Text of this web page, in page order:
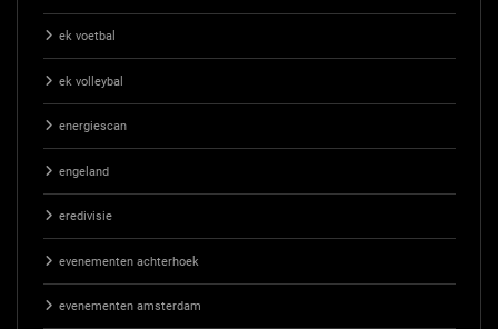
ek voetbal
ek volleybal
energiescan
engeland
eredivisie
evenementen achterhoek
evenementen amsterdam